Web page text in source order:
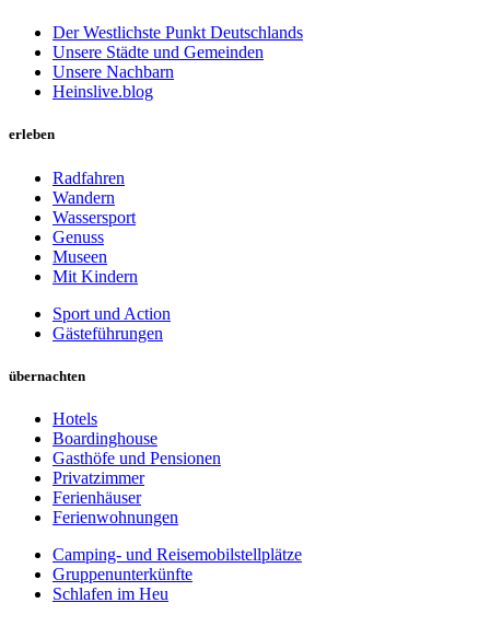
Der Westlichste Punkt Deutschlands
Unsere Städte und Gemeinden
Unsere Nachbarn
Heinslive.blog
erleben
Radfahren
Wandern
Wassersport
Genuss
Museen
Mit Kindern
Sport und Action
Gästeführungen
übernachten
Hotels
Boardinghouse
Gasthöfe und Pensionen
Privatzimmer
Ferienhäuser
Ferienwohnungen
Camping- und Reisemobilstellplätze
Gruppenunterkünfte
Schlafen im Heu